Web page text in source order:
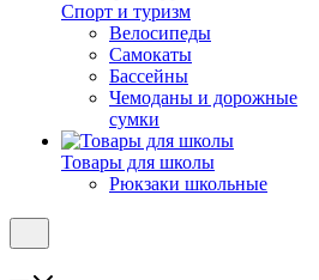
Спорт и туризм
Велосипеды
Самокаты
Бассейны
Чемоданы и дорожные
сумки
Товары для школы
Рюкзаки школьные